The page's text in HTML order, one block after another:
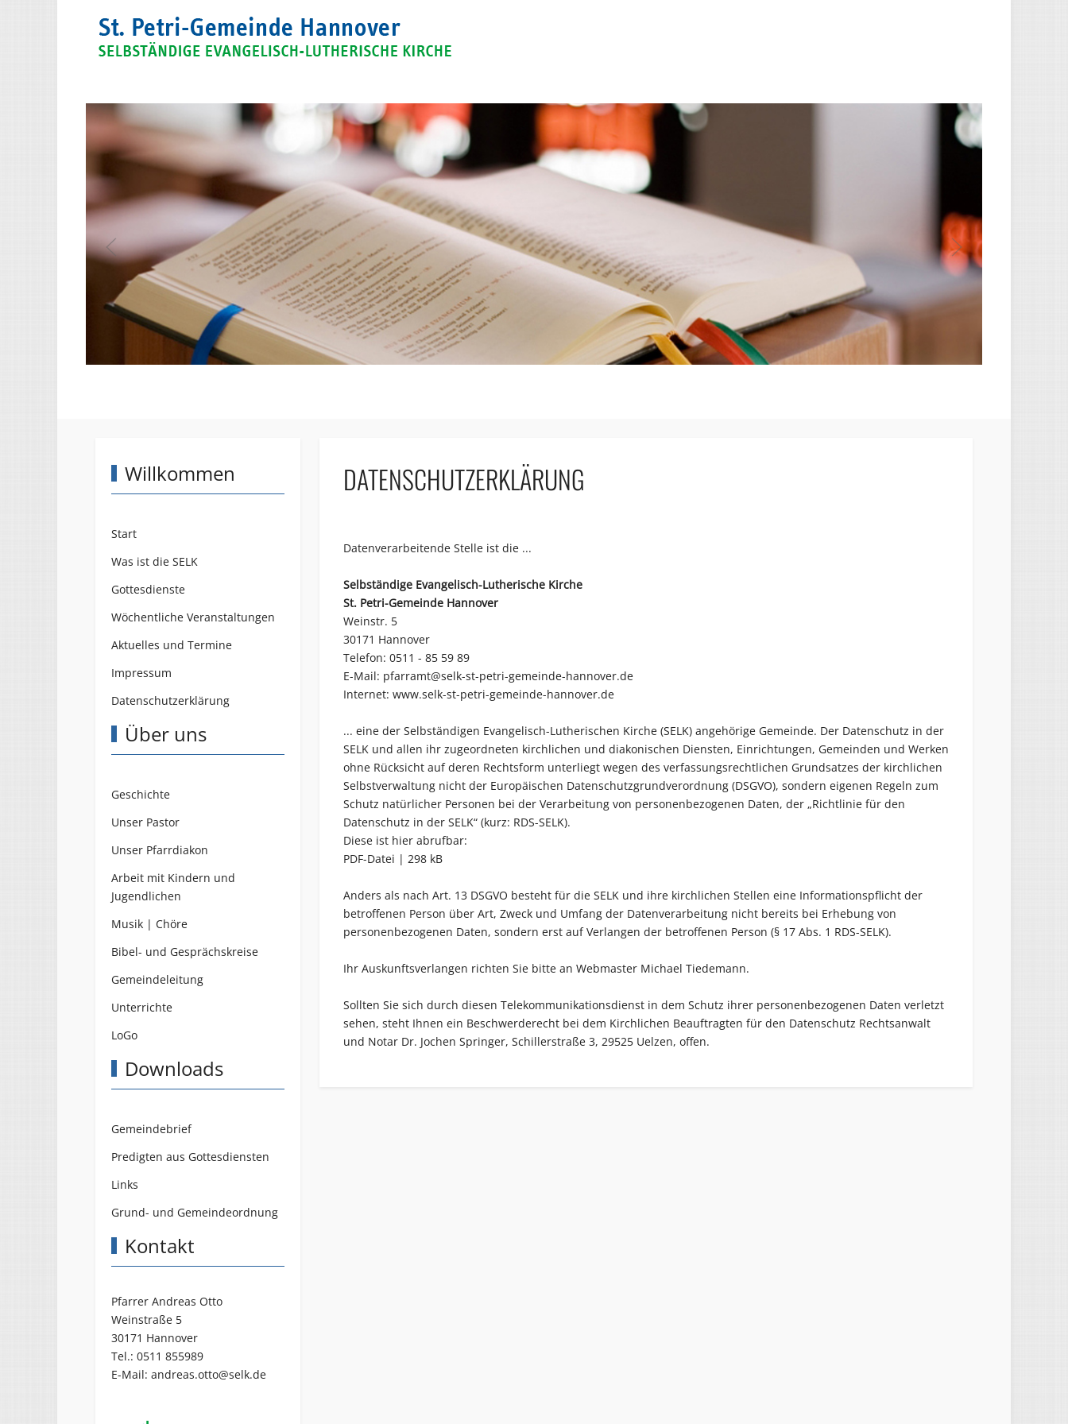
Willkommen
Start
Was ist die SELK
Gottesdienste
Wöchentliche Veranstaltungen
Aktuelles und Termine
Impressum
Datenschutzerklärung
Über uns
Geschichte
Unser Pastor
Unser Pfarrdiakon
Arbeit mit Kindern und
Jugendlichen
Musik | Chöre
Bibel- und Gesprächskreise
Gemeindeleitung
Unterrichte
LoGo
Downloads
Gemeindebrief
Predigten aus Gottesdiensten
Links
Grund- und Gemeindeordnung
Kontakt
Pfarrer Andreas Otto
Weinstraße 5
30171 Hannover
Tel.: 0511 855989
E-Mail: andreas.otto@selk.de
DATENSCHUTZERKLÄRUNG
Datenverarbeitende Stelle ist die ...
Selbständige Evangelisch-Lutherische Kirche
St. Petri-Gemeinde Hannover
Weinstr. 5
30171 Hannover
Telefon: 0511 - 85 59 89
E-Mail: pfarramt@selk-st-petri-gemeinde-hannover.de
Internet: www.selk-st-petri-gemeinde-hannover.de
... eine der Selbständigen Evangelisch-Lutherischen Kirche (SELK) angehörige Gemeinde. Der Datenschutz in der
SELK und allen ihr zugeordneten kirchlichen und diakonischen Diensten, Einrichtungen, Gemeinden und Werken
ohne Rücksicht auf deren Rechtsform unterliegt wegen des verfassungsrechtlichen Grundsatzes der kirchlichen
Selbstverwaltung nicht der Europäischen Datenschutzgrundverordnung (DSGVO), sondern eigenen Regeln zum
Schutz natürlicher Personen bei der Verarbeitung von personenbezogenen Daten, der „Richtlinie für den
Datenschutz in der SELK“ (kurz: RDS-SELK).
Diese ist hier abrufbar:
PDF-Datei | 298 kB
Anders als nach Art. 13 DSGVO besteht für die SELK und ihre kirchlichen Stellen eine Informationspflicht der
betroffenen Person über Art, Zweck und Umfang der Datenverarbeitung nicht bereits bei Erhebung von
personenbezogenen Daten, sondern erst auf Verlangen der betroffenen Person (§ 17 Abs. 1 RDS-SELK).
Ihr Auskunftsverlangen richten Sie bitte an Webmaster Michael Tiedemann.
Sollten Sie sich durch diesen Telekommunikationsdienst in dem Schutz ihrer personenbezogenen Daten verletzt
sehen, steht Ihnen ein Beschwerderecht bei dem Kirchlichen Beauftragten für den Datenschutz Rechtsanwalt
und Notar Dr. Jochen Springer, Schillerstraße 3, 29525 Uelzen, offen.